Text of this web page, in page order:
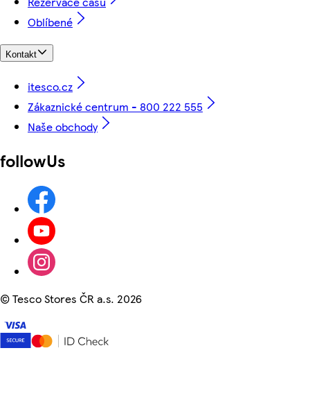
Oblíbené
Kontakt
itesco.cz
Zákaznické centrum - 800 222 555
Naše obchody
followUs
©Tesco Stores ČR a.s. 2026